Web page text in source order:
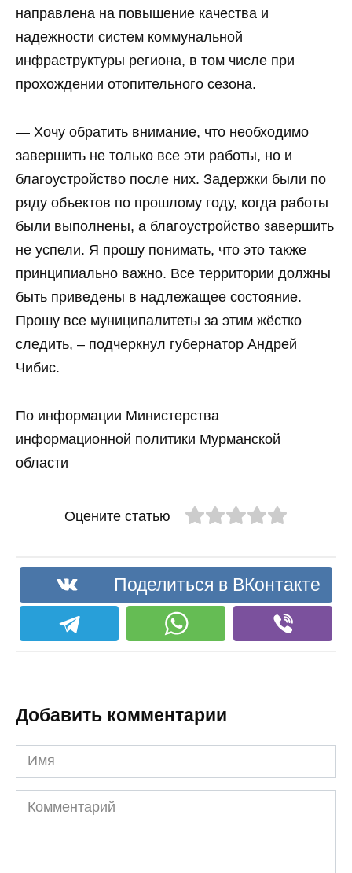
направлена на повышение качества и
надежности систем коммунальной
инфраструктуры региона, в том числе при
прохождении отопительного сезона.
— Хочу обратить внимание, что необходимо
завершить не только все эти работы, но и
благоустройство после них. Задержки были по
ряду объектов по прошлому году, когда работы
были выполнены, а благоустройство завершить
не успели. Я прошу понимать, что это также
принципиально важно. Все территории должны
быть приведены в надлежащее состояние.
Прошу все муниципалитеты за этим жёстко
следить, – подчеркнул губернатор Андрей
Чибис.
По информации Министерства
информационной политики Мурманской
области
Оцените статью
Поделиться в ВКонтакте
Добавить комментарии
Имя
Комментарий